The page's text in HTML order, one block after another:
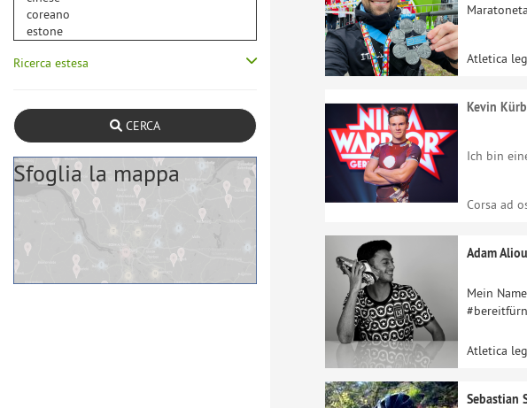
Ricerca estesa
CERCA
Sfoglia la mappa
Atletica
Kevin
Ich bin
Corsa ad
Adam
Mein
Atletica
Sebastian